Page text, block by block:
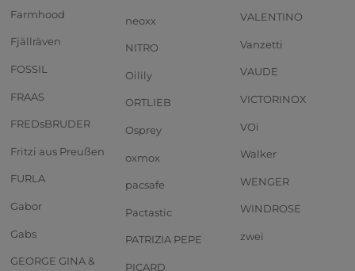
Farmhood
Fjällräven
FOSSIL
FRAAS
FREDsBRUDER
Fritzi aus Preußen
FURLA
Gabor
Gabs
GEORGE GINA &
neoxx
NITRO
Oilily
ORTLIEB
Osprey
oxmox
pacsafe
Pactastic
PATRIZIA PEPE
PICARD
VALENTINO
Vanzetti
VAUDE
VICTORINOX
VOi
Walker
WENGER
WINDROSE
zwei